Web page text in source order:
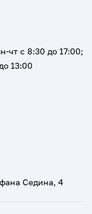
Седина, 4
чт с 8:30 до 17:00;
13:00